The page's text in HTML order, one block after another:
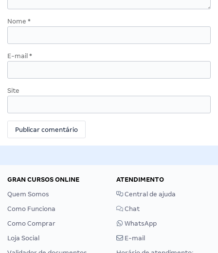
Nome *
E-mail *
Site
GRAN CURSOS ONLINE
Quem Somos
Como Funciona
Como Comprar
Loja Social
ATENDIMENTO
Central de ajuda
Chat
WhatsApp
E-mail